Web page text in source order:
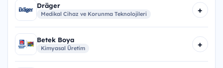
Dräger
Medikal Cihaz ve Korunma Teknolojileri +
Betek Boya
Kimyasal Üretim +